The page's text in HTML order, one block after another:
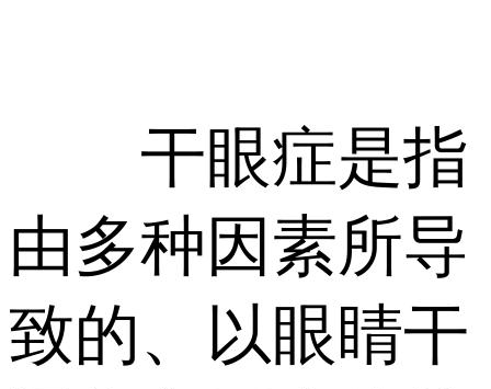
干眼症是指
由多种因素所导
致的、以眼睛干